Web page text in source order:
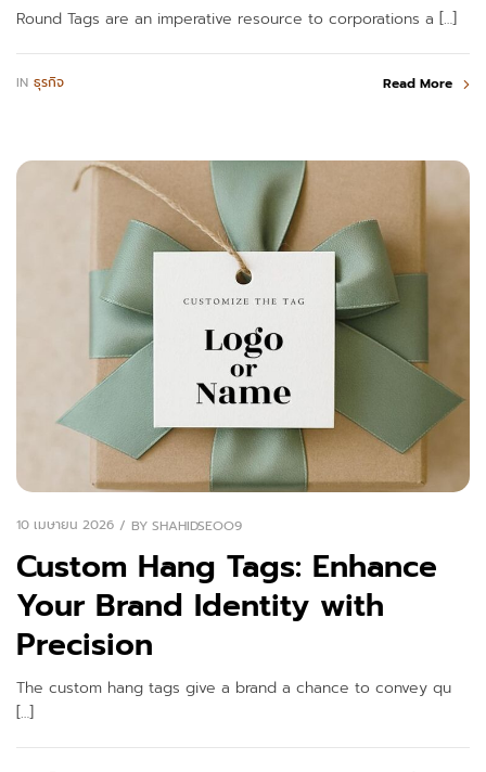
Round Tags are an imperative resource to corporations a […]
IN ธุรกิจ Read More
10 เมษายน 2026 BY SHAHIDSEOO9
Custom Hang Tags: Enhance
Your Brand Identity with
Precision
The custom hang tags give a brand a chance to convey qu
[…]